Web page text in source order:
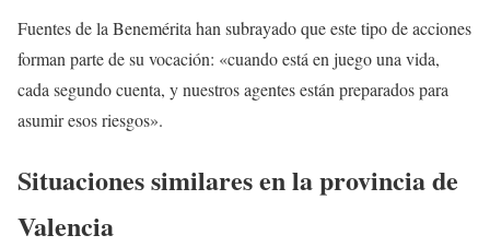
Fuentes de la Benemérita han subrayado que este tipo de acciones
forman parte de su vocación: «cuando está en juego una vida,
cada segundo cuenta, y nuestros agentes están preparados para
asumir esos riesgos».
Situaciones similares en la provincia de
Valencia